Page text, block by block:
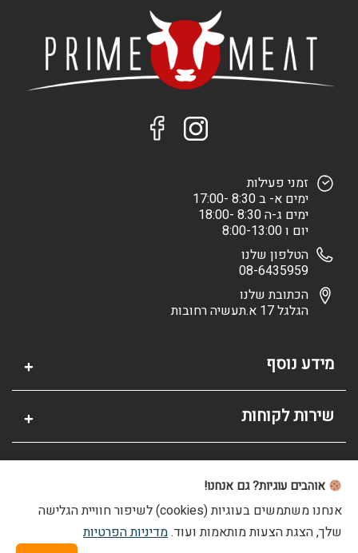
זמני פעילות
ימים א- ב 8:30 -17:00
ימים ג-ה 8:30 -18:00
יום ו 8:00-13:00
הטלפון שלנו
08-6435959
הכתובת שלנו
הגלגל 17 א.תעשיה רחובות
מידע נוסף
שירות לקוחות
אזור אישי
© 2026 כל הזכויות שמורות לפריימיט
אוהבים עוגיות? גם אנחנו!
אנחנו משתמשים בעוגיות (cookies) לשיפור חוויית הגלישה
שלך, הצגת הצעות מותאמות ועוד.מדיניות הפרטיות